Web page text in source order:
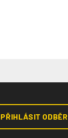
PŘIHLÁSIT ODBĚR